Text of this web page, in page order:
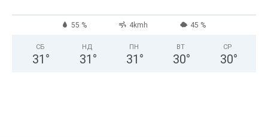
55 % 4kmh 45 %
СБ
31 °
НД
31 °
ПН
31 °
ВТ
30°
СР
30°